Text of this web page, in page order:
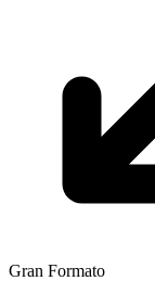
Gran Formato